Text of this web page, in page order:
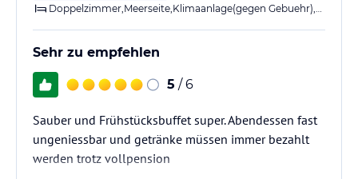
Sehr zu empfehlen
5 / 6
Sauber und Frühstücksbuffet super. Abendessen fast
ungeniessbar und getränke müssen immer bezahlt
werden trotz vollpension